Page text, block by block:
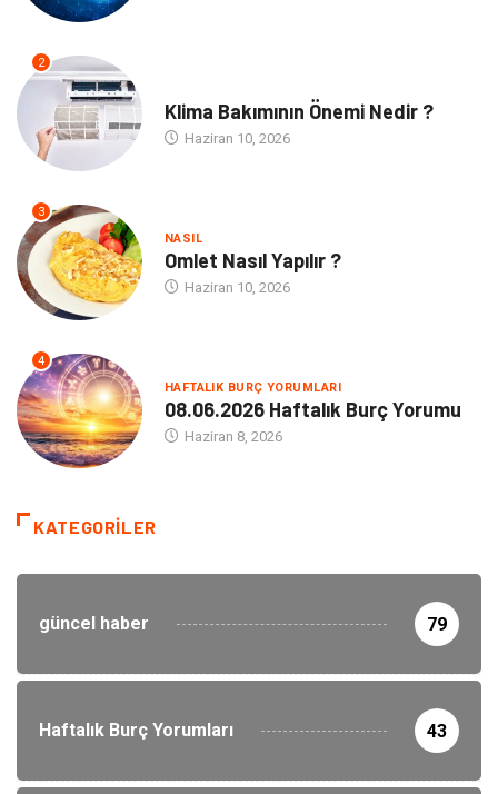
2
Klima Bakımının Önemi Nedir ?
Haziran 10, 2026
3
NASIL
Omlet Nasıl Yapılır ?
Haziran 10, 2026
4
HAFTALIK BURÇ YORUMLARI
08.06.2026 Haftalık Burç Yorumu
Haziran 8, 2026
KATEGORILER
güncel haber 79
Haftalık Burç Yorumları 43